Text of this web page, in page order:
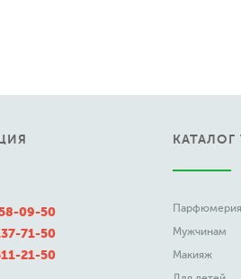
09-50
71-50
21-50
Парфюмерия
Мужчинам
Макияж